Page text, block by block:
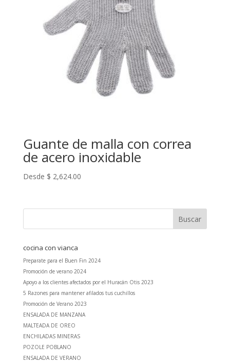
Guante de malla con correa
de acero inoxidable
Desde $ 2,624.00
cocina con vianca
Preparate para el Buen Fin 2024
Promoción de verano 2024
Apoyo a los clientes afectados por el Huracán Otis 2023
5 Razones para mantener afilados tus cuchillos
Promoción de Verano 2023
ENSALADA DE MANZANA
MALTEADA DE OREO
ENCHILADAS MINERAS
POZOLE POBLANO
ENSALADA DE VERANO